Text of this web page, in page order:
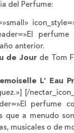
del Perfume:
anterior.
de Jour de Tom
L’ Eau
[/
que a menudo
musicales o de